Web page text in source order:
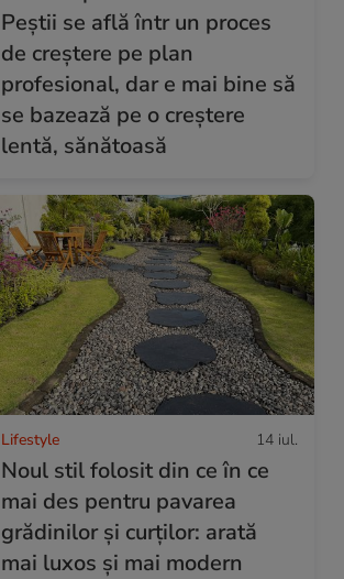
Peștii se află într un proces
de creștere pe plan
profesional, dar e mai bine să
se bazează pe o creștere
lentă, sănătoasă
Lifestyle 14 iul.
Noul stil folosit din ce în ce
mai des pentru pavarea
grădinilor și curților: arată
mai luxos și mai modern